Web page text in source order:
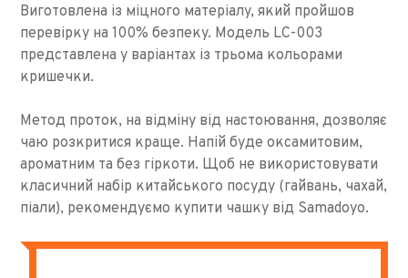
Виготовлена ​​із міцного матеріалу, який пройшов
перевірку на 100% безпеку. Модель LC-003
представлена ​​у варіантах із трьома кольорами
кришечки.
Метод проток, на відміну від настоювання, дозволяє
чаю розкритися краще. Напій буде оксамитовим,
ароматним та без гіркоти. Щоб не використовувати
класичний набір китайського посуду (гайвань, чахай,
піали), рекомендуємо купити чашку від Samadoyo.